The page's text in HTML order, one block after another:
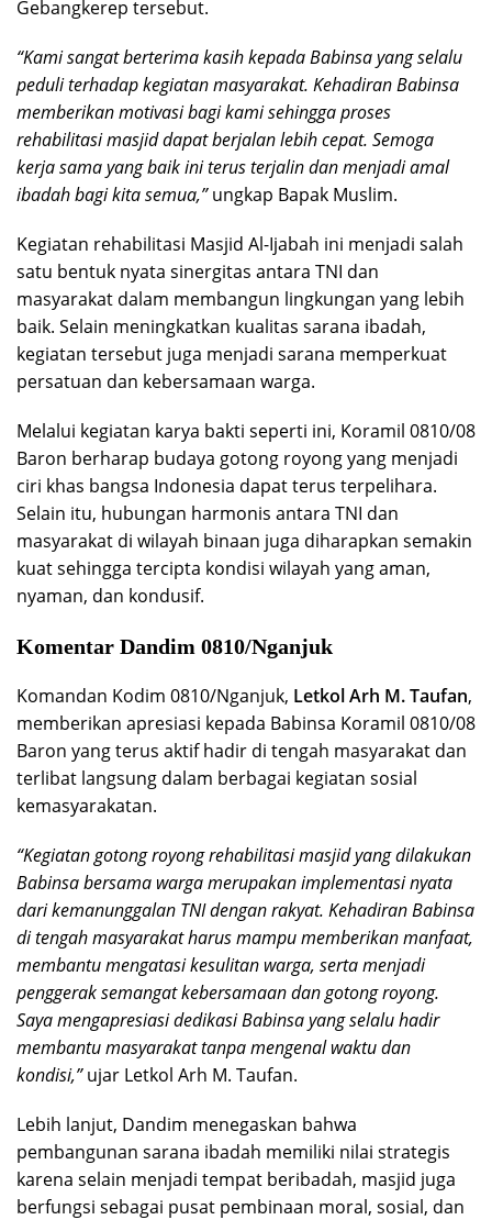
Gebangkerep tersebut.
“Kami sangat berterima kasih kepada Babinsa yang selalu
peduli terhadap kegiatan masyarakat. Kehadiran Babinsa
memberikan motivasi bagi kami sehingga proses
rehabilitasi masjid dapat berjalan lebih cepat. Semoga
kerja sama yang baik ini terus terjalin dan menjadi amal
ibadah bagi kita semua,”ungkap Bapak Muslim.
Kegiatan rehabilitasi Masjid Al-Ijabah ini menjadi salah
satu bentuk nyata sinergitas antara TNI dan
masyarakat dalam membangun lingkungan yang lebih
baik. Selain meningkatkan kualitas sarana ibadah,
kegiatan tersebut juga menjadi sarana memperkuat
persatuan dan kebersamaan warga.
Melalui kegiatan karya bakti seperti ini, Koramil 0810/08
Baron berharap budaya gotong royong yang menjadi
ciri khas bangsa Indonesia dapat terus terpelihara.
Selain itu, hubungan harmonis antara TNI dan
masyarakat di wilayah binaan juga diharapkan semakin
kuat sehingga tercipta kondisi wilayah yang aman,
nyaman, dan kondusif.
Komentar Dandim 0810/Nganjuk
Komandan Kodim 0810/Nganjuk, Letkol Arh M. Taufan,
memberikan apresiasi kepada Babinsa Koramil 0810/08
Baron yang terus aktif hadir di tengah masyarakat dan
terlibat langsung dalam berbagai kegiatan sosial
kemasyarakatan.
“Kegiatan gotong royong rehabilitasi masjid yang dilakukan
Babinsa bersama warga merupakan implementasi nyata
dari kemanunggalan TNI dengan rakyat. Kehadiran Babinsa
di tengah masyarakat harus mampu memberikan manfaat,
membantu mengatasi kesulitan warga, serta menjadi
penggerak semangat kebersamaan dan gotong royong.
Saya mengapresiasi dedikasi Babinsa yang selalu hadir
membantu masyarakat tanpa mengenal waktu dan
kondisi,”ujar Letkol Arh M. Taufan.
Lebih lanjut, Dandim menegaskan bahwa
pembangunan sarana ibadah memiliki nilai strategis
karena selain menjadi tempat beribadah, masjid juga
berfungsi sebagai pusat pembinaan moral, sosial, dan